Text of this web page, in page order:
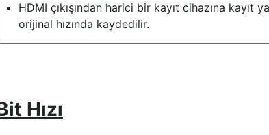
HDMI çıkışından harici bir kayıt cihazına kayıt
orijinal hızında kaydedilir.
Hızı